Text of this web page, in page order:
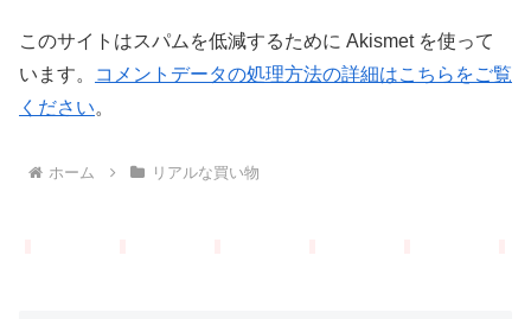
このサイトはスパムを低減するために Akismet を使って
います。
コメントデータの処理方法の詳細はこちらをご覧
ください。
ホーム リアルな買い物